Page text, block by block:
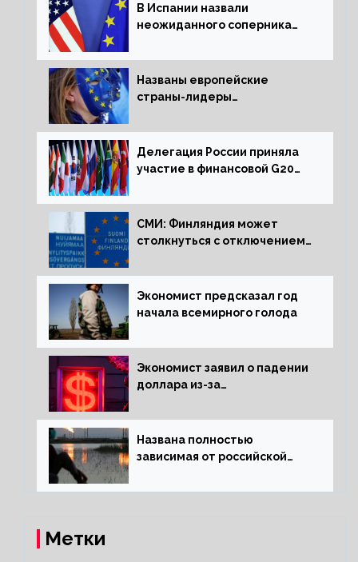
В Испании назвали
неожиданного соперника
Названы европейские
страны-лидеры
активов
Делегация России приняла
участие в финансовой G20
СМИ: Финляндия может
столкнуться с отключением
Экономист предсказал год
начала всемирного голода
Экономист заявил о падении
доллара из-за
Названа полностью
зависимая от российской
Метки